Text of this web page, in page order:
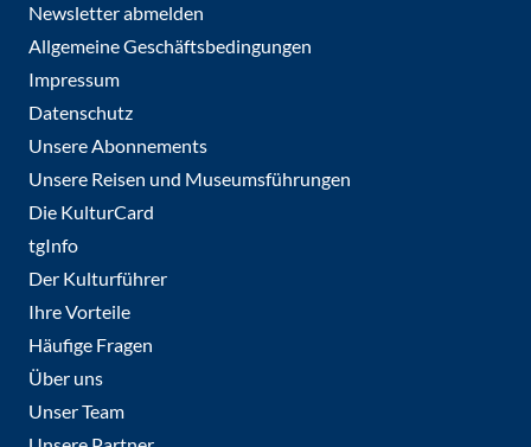
Newsletter abmelden
Allgemeine Geschäftsbedingungen
Impressum
Datenschutz
Unsere Abonnements
Unsere Reisen und Museumsführungen
Die KulturCard
tgInfo
Der Kulturführer
Ihre Vorteile
Häufige Fragen
Über uns
Unser Team